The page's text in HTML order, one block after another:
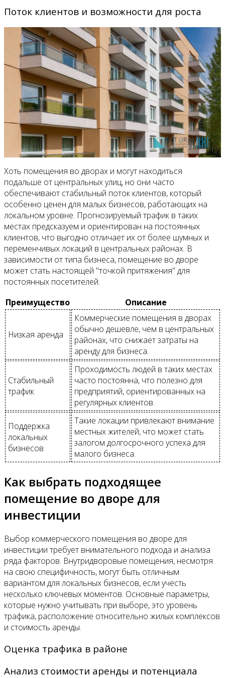
Поток клиентов и возможности для роста
Хоть помещения во дворах и могут находиться
подальше от центральных улиц, но они часто
обеспечивают стабильный поток клиентов, который
особенно ценен для малых бизнесов, работающих на
локальном уровне. Прогнозируемый трафик в таких
местах предсказуем и ориентирован на постоянных
клиентов, что выгодно отличает их от более шумных и
переменчивых локаций в центральных районах. В
зависимости от типа бизнеса, помещение во дворе
может стать настоящей "точкой притяжения" для
постоянных посетителей.
Преимущество
Описание
Низкая аренда
Коммерческие помещения в дворах
обычно дешевле, чем в центральных
районах, что снижает затраты на
аренду для бизнеса.
Стабильный
трафик
Проходимость людей в таких местах
часто постоянна, что полезно для
предприятий, ориентированных на
регулярных клиентов.
Поддержка
локальных
бизнесов
Такие локации привлекают внимание
местных жителей, что может стать
залогом долгосрочного успеха для
малого бизнеса.
Как выбрать подходящее
помещение во дворе для
инвестиции
Выбор коммерческого помещения во дворе для
инвестиции требует внимательного подхода и анализа
ряда факторов. Внутридворовые помещения, несмотря
на свою специфичность, могут быть отличным
вариантом для локальных бизнесов, если учесть
несколько ключевых моментов. Основные параметры,
которые нужно учитывать при выборе, это уровень
трафика, расположение относительно жилых комплексов
и стоимость аренды.
Оценка трафика в районе
Анализ стоимости аренды и потенциала